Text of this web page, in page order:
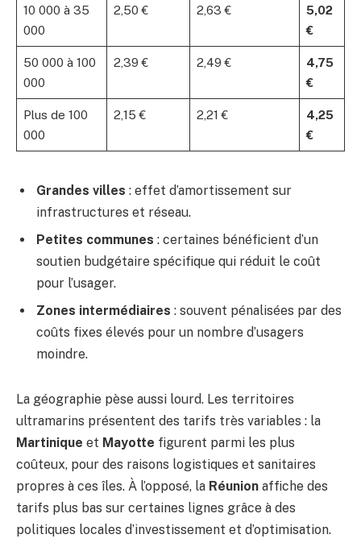
10 000 à 35
000
2,50 € 2,63 €
5,02
€
50 000 à 100
000
2,39 € 2,49 €
4,75
€
Plus de 100
000
2,15 € 2,21 €
4,25
€
Grandes villes : effet d’amortissement sur
infrastructures et réseau.
Petites communes : certaines bénéficient d’un
soutien budgétaire spécifique qui réduit le coût
pour l’usager.
Zones intermédiaires : souvent pénalisées par des
coûts fixes élevés pour un nombre d’usagers
moindre.
La géographie pèse aussi lourd. Les territoires
ultramarins présentent des tarifs très variables : la
Martinique et Mayotte figurent parmi les plus
coûteux, pour des raisons logistiques et sanitaires
propres à ces îles. À l’opposé, la Réunion affiche des
tarifs plus bas sur certaines lignes grâce à des
politiques locales d’investissement et d’optimisation.